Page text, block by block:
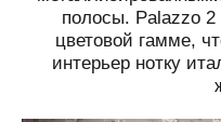
полосы. Palazzo
цветовой гамме,
интерьер нотку